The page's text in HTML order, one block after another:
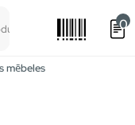
0
mēbeles